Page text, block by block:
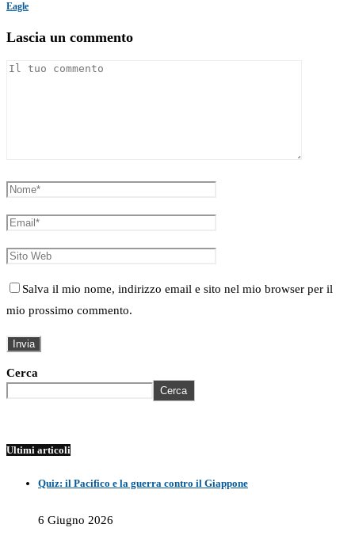
Eagle
Lascia un commento
Salva il mio nome, indirizzo email e sito nel mio browser per il
mio prossimo commento.
Cerca
Cerca
Ultimi articoli
Quiz: il Pacifico e la guerra contro il Giappone
6 Giugno 2026